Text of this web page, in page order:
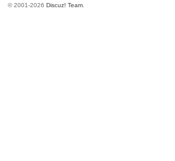
© 2001-2026Discuz! Team